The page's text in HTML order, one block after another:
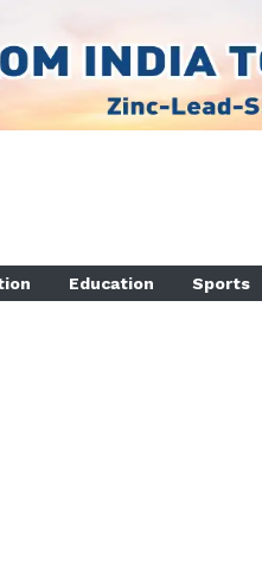
Education Sports